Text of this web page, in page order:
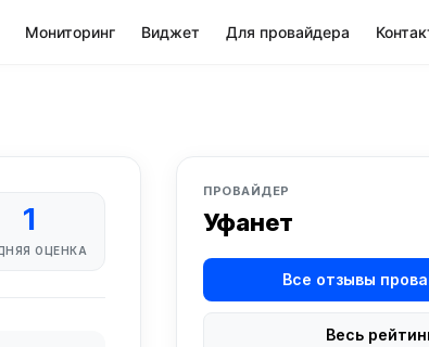
Мониторинг Виджет Для провайдера
1
ОЦЕНКА
ПРОВАЙДЕР
Уфанет
Все отзывы
Весь